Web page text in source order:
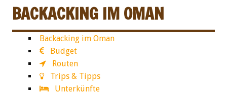
BACKACKING IM OMAN
Backacking im Oman
Budget
Routen
Trips & Tipps
Unterkünfte